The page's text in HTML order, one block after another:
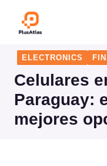
ELECTRONICS
Celulares
Paraguay:
mejores